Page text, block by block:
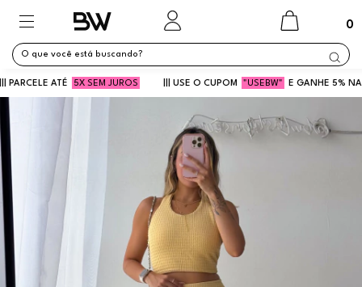
0
ATÉ 5X SEM JUROS ||| USE O CUPOM "USEBW" E GANHE 5% NA